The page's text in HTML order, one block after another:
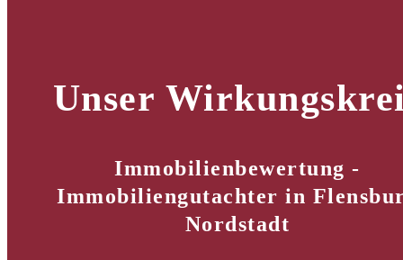
Unser
Immobilienbewertung -
Immobiliengutachter in
Nordstadt